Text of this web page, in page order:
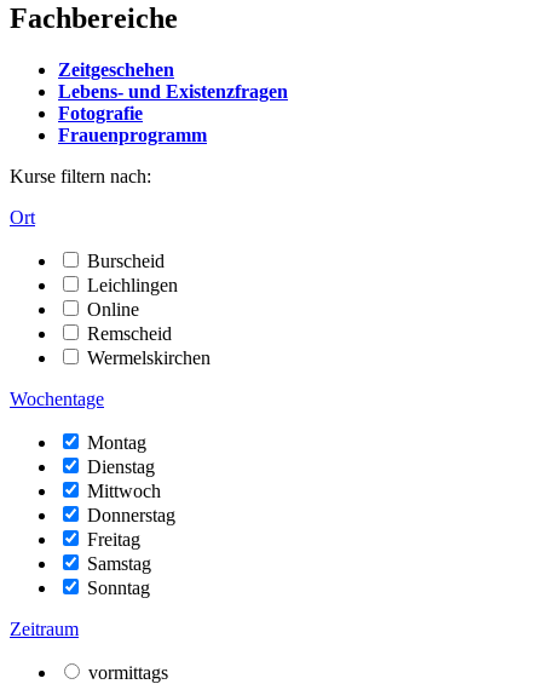
Fachbereiche
Zeitgeschehen
Lebens- und Existenzfragen
Fotografie
Frauenprogramm
Kurse filtern nach:
Ort
Burscheid
Leichlingen
Online
Remscheid
Wermelskirchen
Wochentage
Montag
Dienstag
Mittwoch
Donnerstag
Freitag
Samstag
Sonntag
Zeitraum
vormittags